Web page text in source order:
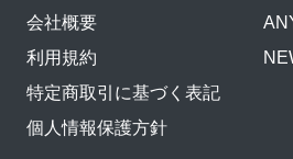
会社概要
利用規約
特定商取引に基づく表記
個人情報保護方針